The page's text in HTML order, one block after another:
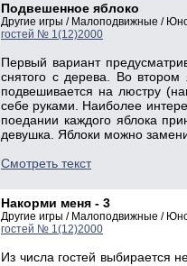
Подвешенное яблоко
Другие игры / Малоподвижные /
гостей № 1(12)2000
Первый вариант
снятого с дерева. Во втором
подвешивается на люстру
себе руками. Наиболее
поедании каждого яблока
девушка. Яблоки можно
Смотреть текст
Накорми меня - 3
Другие игры / Малоподвижные /
гостей № 1(12)2000
Из числа гостей выбирается